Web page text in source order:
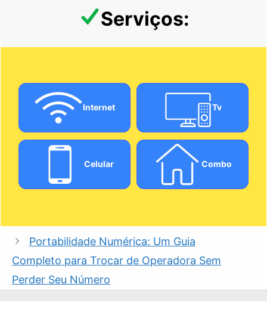
Serviços:
Internet Tv
Celular Combo
Portabilidade Numérica: Um Guia
Completo para Trocar de Operadora Sem
Perder Seu Número